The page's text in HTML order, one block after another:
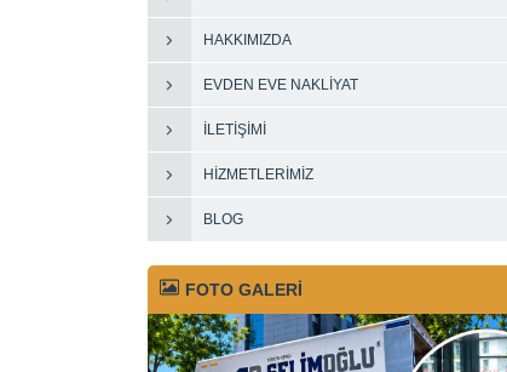
HAKKIMIZDA
EVDEN EVE NAKLIYAT
İLETIŞIMI
HIZMETLERIMIZ
BLOG
FOTO GALERİ